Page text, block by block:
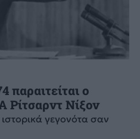
παραιτείται ο
Νίξον
γεγονότα σαν